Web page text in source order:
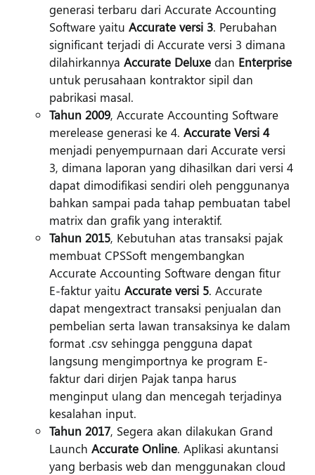
generasi terbaru dari Accurate Accounting
Software yaitu Accurate versi 3. Perubahan
significant terjadi di Accurate versi 3 dimana
dilahirkannya Accurate Deluxe dan Enterprise
untuk perusahaan kontraktor sipil dan
pabrikasi masal.
Tahun 2009, Accurate Accounting Software
merelease generasi ke 4. Accurate Versi 4
menjadi penyempurnaan dari Accurate versi
3, dimana laporan yang dihasilkan dari versi 4
dapat dimodifikasi sendiri oleh penggunanya
bahkan sampai pada tahap pembuatan tabel
matrix dan grafik yang interaktif.
Tahun 2015, Kebutuhan atas transaksi pajak
membuat CPSSoft mengembangkan
Accurate Accounting Software dengan fitur
E-faktur yaitu Accurate versi 5. Accurate
dapat mengextract transaksi penjualan dan
pembelian serta lawan transaksinya ke dalam
format .csv sehingga pengguna dapat
langsung mengimportnya ke program E-
faktur dari dirjen Pajak tanpa harus
menginput ulang dan mencegah terjadinya
kesalahan input.
Tahun 2017, Segera akan dilakukan Grand
Launch Accurate Online. Aplikasi akuntansi
yang berbasis web dan menggunakan cloud